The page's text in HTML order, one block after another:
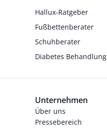
Hallux-Ratgeber
Fußbettenberater
Schuhberater
Diabetes Behandlung
Unternehmen
Über uns
Pressebereich